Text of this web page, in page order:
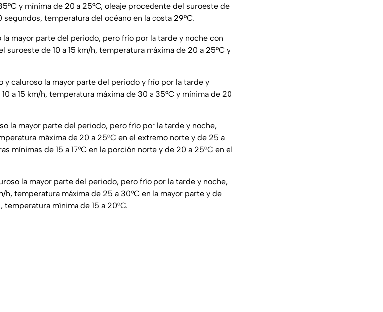
y mínima de 20 a 25°C, oleaje procedente del suroeste de
segundos, temperatura del océano en la costa 29°C.
la mayor parte del periodo, pero frío por la tarde y noche con
de 10 a 15 km/h, temperatura máxima de 20 a 25°C y
y caluroso la mayor parte del periodo y frío por la tarde y
a 15 km/h, temperatura máxima de 30 a 35°C y mínima de 20
la mayor parte del periodo, pero frío por la tarde y noche,
máxima de 20 a 25°C en el extremo norte y de 25 a
mínimas de 15 a 17°C en la porción norte y de 20 a 25°C en el
la mayor parte del periodo, pero frío por la tarde y noche,
h, temperatura máxima de 25 a 30°C en la mayor parte y de
temperatura mínima de 15 a 20°C.